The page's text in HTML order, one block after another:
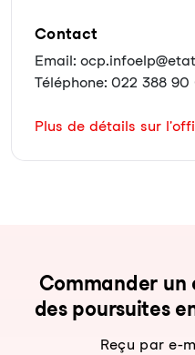
Contact
Email:
Téléphone: 022 388 90
Plus de détails sur
Com­man­der
des pour­sui­tes
Reçu par e-